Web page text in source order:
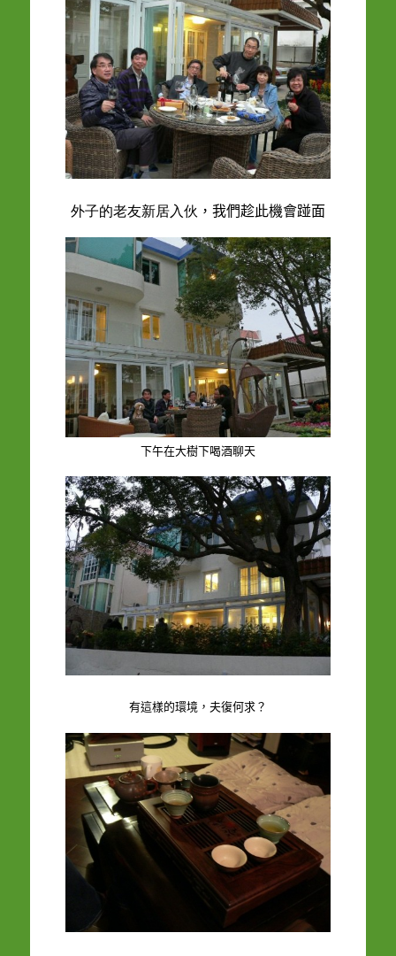
外子的老友新居入伙 ，我們趁此機會踫面
下午在大樹下喝酒聊天
有這樣的環境，夫復何求？